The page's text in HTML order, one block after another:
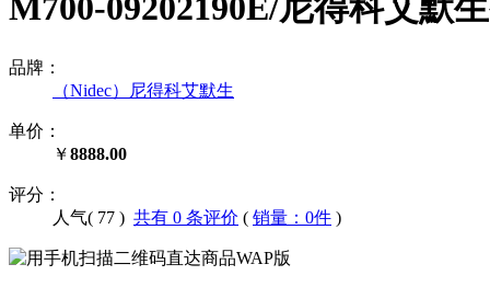
品牌：
（Nidec）尼得科艾默生
单价：
￥8888.00
评分：
人气( 77 ) 共有 0 条评价 ( 销量：0件 )